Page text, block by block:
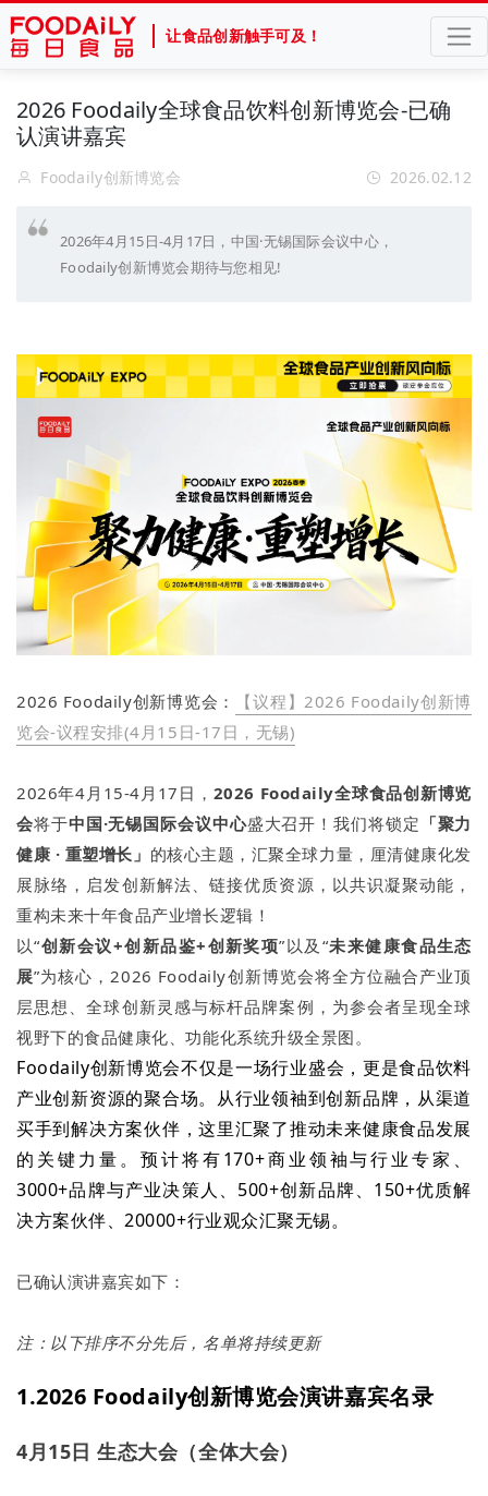
让食品创新触手可及！
2026 Foodaily全球食品饮料创新博览会-已确
认演讲嘉宾
Foodaily创新博览会 2026.02.12
2026年4月15日-4月17日，中国·无锡国际会议中心，
Foodaily创新博览会期待与您相见!
2026 Foodaily创新博览会：
【议程】2026 Foodaily创新博
览会-议程安排(4月15日-17日，无锡)
2026年4月15-4月17日， 2026 Foodaily全球食品创新博览
会将于中国·无锡国际会议中心盛大召开！我们将锁定 「聚力
健康 · 重塑增长」 的核心主题，汇聚全球力量，厘清健康化发
展脉络，启发创新解法、链接优质资源，以共识凝聚动能，
重构未来十年食品产业增长逻辑！
以“创新会议+创新品鉴+创新奖项”以及“未来健康食品生态
展”为核心，2026 Foodaily创新博览会将全方位融合产业顶
层思想、全球创新灵感与标杆品牌案例，为参会者呈现全球
视野下的食品健康化、功能化系统升级全景图。
Foodaily创新博览会不仅是一场行业盛会，更是食品饮料
产业创新资源的聚合场。从行业领袖到创新品牌，从渠道
买手到解决方案伙伴，这里汇聚了推动未来健康食品发展
的关键力量。预计将有170+商业领袖与行业专家、
3000+品牌与产业决策人、500+创新品牌、150+优质解
决方案伙伴、20000+行业观众汇聚无锡。
已确认演讲嘉宾如下：
注：以下排序不分先后，名单将持续更新
1.2026 Foodaily创新博览会演讲嘉宾名录
4月15日 生态大会（全体大会）